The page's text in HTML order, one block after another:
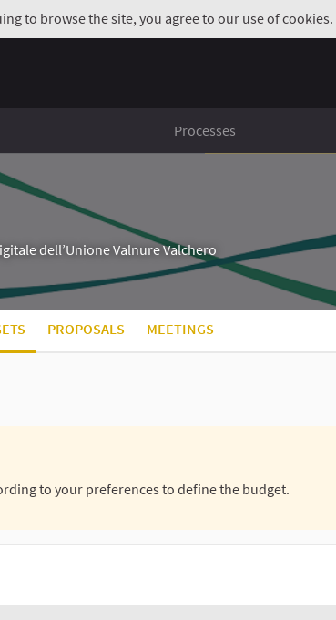
to browse the site, you agree to our use of cookies.
Processes
dell’Unione Valnure Valchero
PROPOSALS MEETINGS
to your preferences to define the budget.